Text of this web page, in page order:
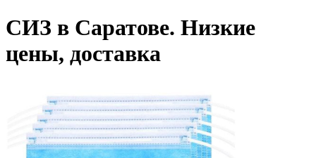
СИЗ в Саратове. Низкие
цены, доставка